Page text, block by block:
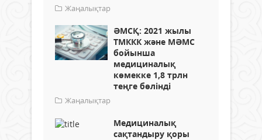
Жаңалықтар
ӘМСҚ: 2021 жылы
ТМККК және МӘМС
бойынша
медициналық
көмекке 1,8 трлн
теңге бөлінді
Жаңалықтар
Медициналық
сақтандыру қоры